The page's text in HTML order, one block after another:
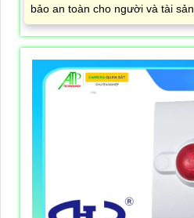
bảo an toàn cho người và tài sản.